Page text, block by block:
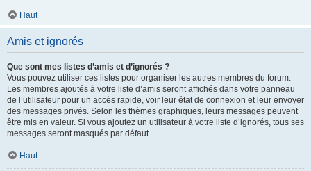
Haut
Amis et ignorés
Que sont mes listes d’amis et d’ignorés ?
Vous pouvez utiliser ces listes pour organiser les autres membres du forum.
Les membres ajoutés à votre liste d’amis seront affichés dans votre panneau
de l’utilisateur pour un accès rapide, voir leur état de connexion et leur envoyer
des messages privés. Selon les thèmes graphiques, leurs messages peuvent
être mis en valeur. Si vous ajoutez un utilisateur à votre liste d’ignorés, tous ses
messages seront masqués par défaut.
Haut